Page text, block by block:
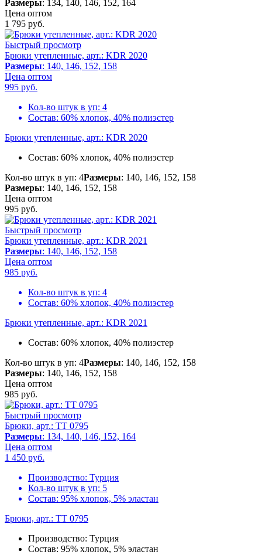
Размеры: 134, 140, 146, 152, 164
Цена оптом
1 795 руб.
Быстрый просмотр
Брюки утепленные, арт.: KDR 2020
Размеры: 140, 146, 152, 158
Цена оптом
995 руб.
Кол-во штук в уп: 4
Состав: 60% хлопок, 40% полиэстер
Брюки утепленные, арт.: KDR 2020
Состав: 60% хлопок, 40% полиэстер
Кол-во штук в уп: 4Размеры: 140, 146, 152, 158
Размеры: 140, 146, 152, 158
Цена оптом
995 руб.
Быстрый просмотр
Брюки утепленные, арт.: KDR 2021
Размеры: 140, 146, 152, 158
Цена оптом
985 руб.
Кол-во штук в уп: 4
Состав: 60% хлопок, 40% полиэстер
Брюки утепленные, арт.: KDR 2021
Состав: 60% хлопок, 40% полиэстер
Кол-во штук в уп: 4Размеры: 140, 146, 152, 158
Размеры: 140, 146, 152, 158
Цена оптом
985 руб.
Быстрый просмотр
Брюки, арт.: TT 0795
Размеры: 134, 140, 146, 152, 164
Цена оптом
1 450 руб.
Производство: Турция
Кол-во штук в уп: 5
Состав: 95% хлопок, 5% эластан
Брюки, арт.: TT 0795
Производство: Турция
Состав: 95% хлопок, 5% эластан